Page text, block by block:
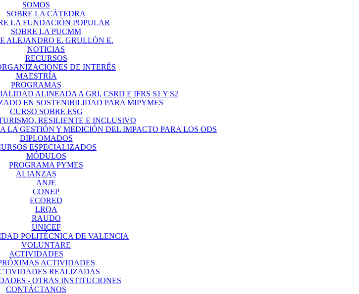
SOMOS
SOBRE LA CÁTEDRA
LA FUNDACIÓN POPULAR
SOBRE LA PUCMM
ALEJANDRO E. GRULLÓN E.
NOTICIAS
RECURSOS
DE INTERÉS
MAESTRÍA
PROGRAMAS
ALINEADA A GRI, CSRD E IFRS S1 Y S2
EN SOSTENIBILIDAD PARA MIPYMES
CURSO SOBRE ESG
RESILIENTE E INCLUSIVO
LA GESTIÓN Y MEDICIÓN DEL IMPACTO PARA LOS ODS
DIPLOMADOS
ESPECIALIZADOS
MÓDULOS
PROGRAMA PYMES
ALIANZAS
ANJE
CONEP
ECORED
LRQA
RAUDO
UNICEF
POLITÉCNICA DE VALENCIA
VOLUNTARE
ACTIVIDADES
ACTIVIDADES
REALIZADAS
- OTRAS INSTITUCIONES
CONTÁCTANOS